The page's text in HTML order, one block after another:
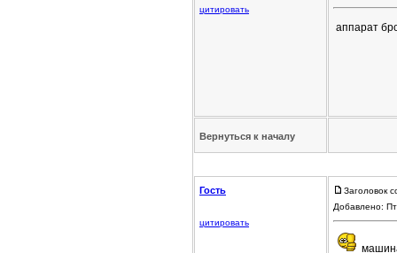
цитировать
аппарат
Вернуться к началу
Гость
цитировать
Заголовок
Добавлено: